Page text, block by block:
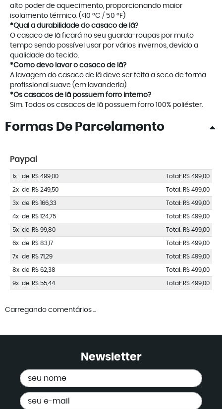
alto poder de aquecimento, proporcionando maior
isolamento térmico. (<10 ºC / 50 ºF)
*Qual a durabilidade do casaco de lã?
O casaco de lã ficará no seu guarda-roupas por muito
tempo sendo possível usar por vários invernos, devido a
qualidade do tecido.
*Como devo lavar o casaco de lã?
A lavagem do casaco de lã deve ser feita a seco de forma
profissional suave (em lavanderia).
*Os casacos de lã possuem forro interno?
Sim. Todos os casacos de lã possuem forro 100% poliéster.
Formas De Parcelamento
Paypal
1x de R$ 499,00 Total: R$ 499,00
2x de R$ 249,50 Total: R$ 499,00
3x de R$ 166,33 Total: R$ 499,00
4x de R$ 124,75 Total: R$ 499,00
5x de R$ 99,80 Total: R$ 499,00
6x de R$ 83,17 Total: R$ 499,00
7x de R$ 71,29 Total: R$ 499,00
8x de R$ 62,38 Total: R$ 499,00
9x de R$ 55,44 Total: R$ 499,00
Carregando comentários ...
Newsletter